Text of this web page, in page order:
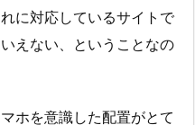
に対応しているサイトで
えない、ということなの
ホを意識した配置がとて